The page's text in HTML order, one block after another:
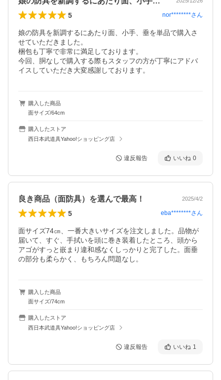
5 nor********さん
娘の防具を新調するにあたり面、小手、垂を単品で購入さ
せていただきました。
梱包も丁寧で非常に満足しております。
今回、胴なしで購入する際もスタッフの方が丁寧にアドバ
イスしていただき大変感謝しております。
購入した商品
面サイズ/64cm
購入したストア
西日本武道具Yahoo!ショッピング店
違反報告 いいね 0
良き商品（面防具）を選んで最高！ 2025/4/2
5 eba********さん
面サイズ74㎝、一番大きいサイズを注文しました。品物が
届いて、すぐ、手拭いを頭に巻き装着したところ、頭から
アゴがすっと嵌まり違和感なくしっかりと完了した。面垂
の部分も柔らかく、もちろん問題なし。
購入した商品
面サイズ/74cm
購入したストア
西日本武道具Yahoo!ショッピング店
違反報告 いいね 1